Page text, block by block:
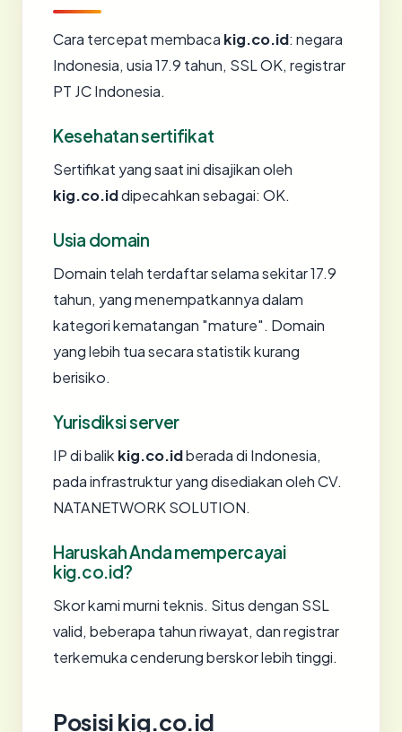
Cara tercepat membaca kig.co.id: negara
Indonesia, usia 17.9 tahun, SSL OK, registrar
PT JC Indonesia.
Kesehatan sertifikat
Sertifikat yang saat ini disajikan oleh
kig.co.iddipecahkan sebagai: OK.
Usia domain
Domain telah terdaftar selama sekitar 17.9
tahun, yang menempatkannya dalam
kategori kematangan "mature". Domain
yang lebih tua secara statistik kurang
berisiko.
Yurisdiksi server
IP di balik kig.co.idberada di Indonesia,
pada infrastruktur yang disediakan oleh CV.
NATANETWORK SOLUTION.
Haruskah Anda mempercayai
kig.co.id?
Skor kami murni teknis. Situs dengan SSL
valid, beberapa tahun riwayat, dan registrar
terkemuka cenderung berskor lebih tinggi.
Posisi kig.co.id